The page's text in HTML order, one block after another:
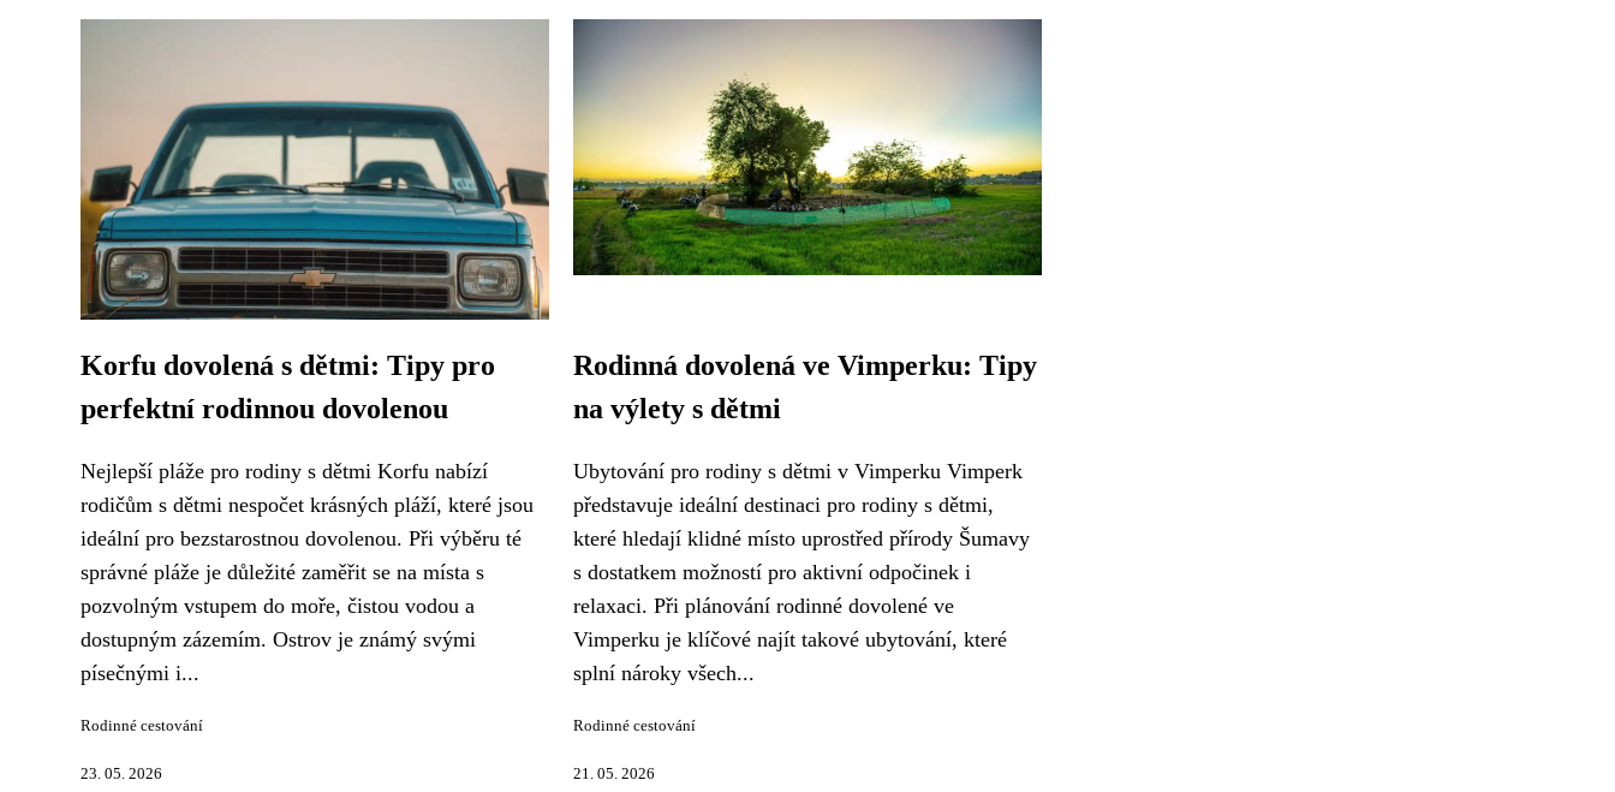
Korfu dovolená s dětmi: Tipy pro
perfektní rodinnou dovolenou
Nejlepší pláže pro rodiny s dětmi Korfu nabízí
rodičům s dětmi nespočet krásných pláží, které jsou
ideální pro bezstarostnou dovolenou. Při výběru té
správné pláže je důležité zaměřit se na místa s
pozvolným vstupem do moře, čistou vodou a
dostupným zázemím. Ostrov je známý svými
písečnými i...
Rodinné cestování
23. 05. 2026
Rodinná dovolená ve Vimperku: Tipy
na výlety s dětmi
Ubytování pro rodiny s dětmi v Vimperku Vimperk
představuje ideální destinaci pro rodiny s dětmi,
které hledají klidné místo uprostřed přírody Šumavy
s dostatkem možností pro aktivní odpočinek i
relaxaci. Při plánování rodinné dovolené ve
Vimperku je klíčové najít takové ubytování, které
splní nároky všech...
Rodinné cestování
21. 05. 2026